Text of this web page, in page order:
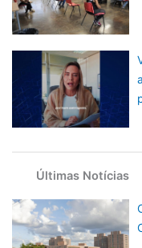
Últimas Notícias